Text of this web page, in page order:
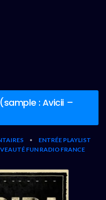
: Avicii –
•
ENTRÉE PLAYLIST
FUN RADIO FRANCE